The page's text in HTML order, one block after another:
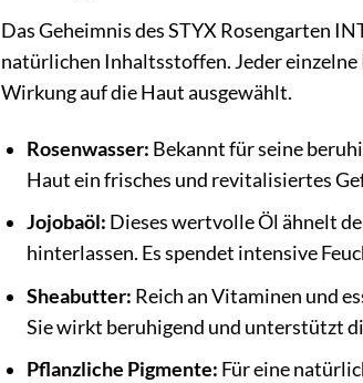
Das Geheimnis des STYX Rosengarten
natürlichen Inhaltsstoffen. Jeder
Wirkung auf die Haut ausgewählt.
Rosenwasser: Bekannt für seine
Haut ein frisches und revitalisiertes
Jojobaöl: Dieses wertvolle Öl ähnelt
hinterlassen. Es spendet intensive
Sheabutter: Reich an Vitaminen und
Sie wirkt beruhigend und unterstützt
Pflanzliche Pigmente: Für eine